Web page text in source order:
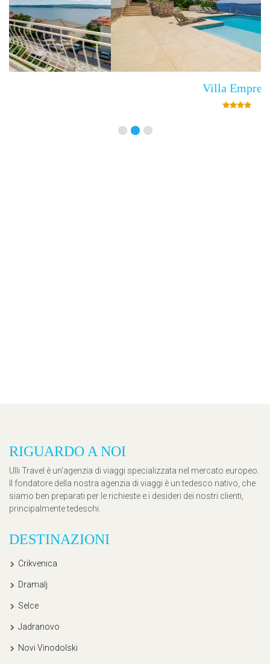
RIGUARDO A NOI
Ulli Travel è un'agenzia di viaggi specializzata nel mercato europeo.
Il fondatore della nostra agenzia di viaggi è un tedesco nativo, che
siamo ben preparati per le richieste e i desideri dei nostri clienti,
principalmente tedeschi.
DESTINAZIONI
Crikvenica
Dramalj
Selce
Jadranovo
Novi Vinodolski